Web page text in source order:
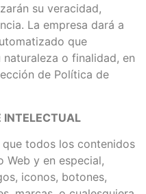
su veracidad,
La empresa dará a
que
o finalidad, en
de Política de
INTELECTUAL
todos los contenidos
Web y en especial,
iconos, botones,